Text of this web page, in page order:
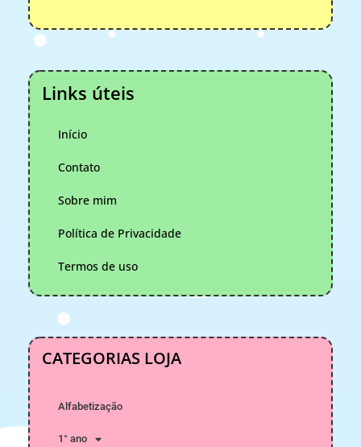
Links úteis
Início
Contato
Sobre mim
Política de Privacidade
Termos de uso
CATEGORIAS LOJA
Alfabetização
1° ano